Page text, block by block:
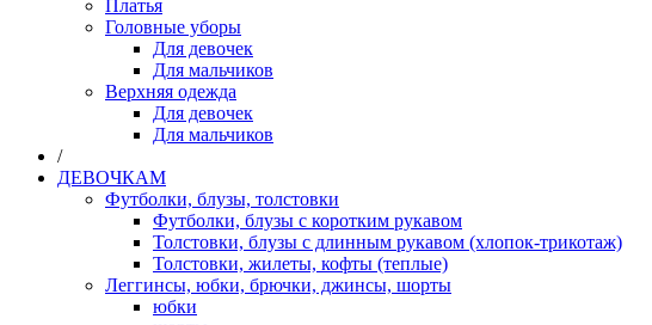
Платья
Головные уборы
Для девочек
Для мальчиков
Верхняя одежда
Для девочек
Для мальчиков
/
ДЕВОЧКАМ
Футболки, блузы, толстовки
Футболки, блузы с коротким рукавом
Толстовки, блузы с длинным рукавом (хлопок-трикотаж)
Толстовки, жилеты, кофты (теплые)
Леггинсы, юбки, брючки, джинсы, шорты
юбки